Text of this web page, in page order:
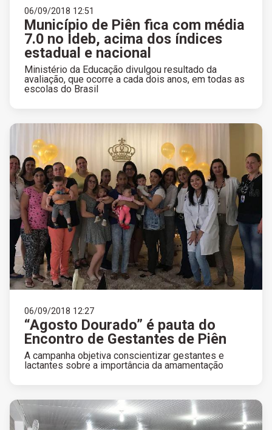
06/09/2018 12:51
Município de Piên fica com média
7.0 no Ideb, acima dos índices
estadual e nacional
Ministério da Educação divulgou resultado da
avaliação, que ocorre a cada dois anos, em todas as
escolas do Brasil
06/09/2018 12:27
“Agosto Dourado” é pauta do
Encontro de Gestantes de Piên
A campanha objetiva conscientizar gestantes e
lactantes sobre a importância da amamentação